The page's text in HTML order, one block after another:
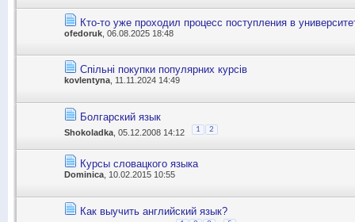
Кто-то уже проходил процесс поступления в
ofedoruk , 06.08.2025 18:48
Спільні покупки популярних курсів
kovlentyna , 11.11.2024 14:49
Болгарский язык
Shokoladka , 05.12.2008 14:12 1 2
Курсы словацкого языка
Dominica , 10.02.2015 10:55
Как выучить английский язык?